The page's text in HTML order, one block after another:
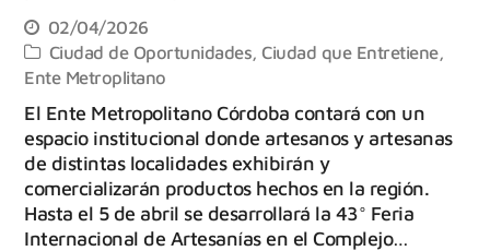
02/04/2026
Ciudad de Oportunidades ,Ciudad que Entretiene,
Ente Metroplitano
El Ente Metropolitano Córdoba contará con un
espacio institucional donde artesanos y artesanas
de distintas localidades exhibirán y
comercializarán productos hechos en la región.
Hasta el 5 de abril se desarrollará la 43° Feria
Internacional de Artesanías en el Complejo…